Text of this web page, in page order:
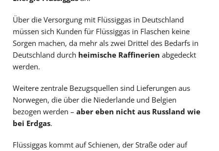
Über die Versorgung mit Flüssiggas in Deutschland
müssen sich Kunden für Flüssiggas in Flaschen keine
Sorgen machen, da mehr als zwei Drittel des Bedarfs in
Deutschland durch heimische Raffinerien abgedeckt
werden.
Weitere zentrale Bezugsquellen sind Lieferungen aus
Norwegen, die über die Niederlande und Belgien
bezogen werden – aber eben nicht aus Russland wie
bei Erdgas.
Flüssiggas kommt auf Schienen, der Straße oder auf